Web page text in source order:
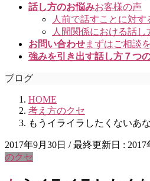
話し方のお悩みお客様の声
人前で話すことに対す
人間関係における話し
お問い合わせまずはご相談を
強みを引き出す話し方７つ
ブログ
HOME
考え方のクセ
もうイライラしたくないあ
2017年9月30日 / 最終更新日 : 2017
のクセ